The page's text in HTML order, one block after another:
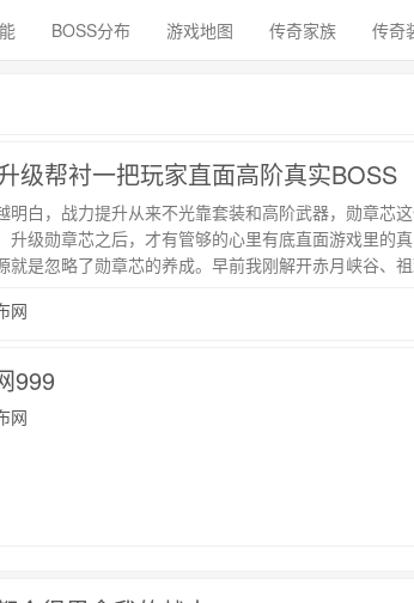
BOSS分布 游戏地图 传奇家族 传奇
级帮衬一把玩家直面高阶真实BOSS
明白，战力提升从来不光靠套装和高阶武器，勋章芯
升级勋章芯之后，才有管够的心里有底直面游戏里的
就是忽略了勋章芯的养成。早前我刚解开赤月峡谷、
网
999
网